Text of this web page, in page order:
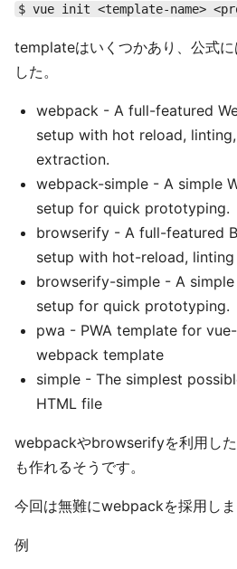
$ vue init <template-name>
templateはいくつかあり、公式に
した。
webpack - A full-featured
setup with hot reload,
extraction.
webpack-simple - A simple
setup for quick prototyping.
browserify - A full-featured
setup with hot-reload,
browserify-simple - A
setup for quick prototyping.
pwa - PWA template for
webpack template
simple - The simplest
HTML file
webpackやbrowserifyを利用し
も作れるそうです。
今回は無難にwebpackを採用しま
例